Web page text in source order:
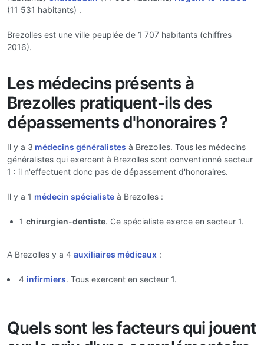
(11 531 habitants) .
Brezolles est une ville peuplée de 1 707 habitants (chiffres
2016).
Les médecins présents à
Brezolles pratiquent-ils des
dépassements d'honoraires ?
Il y a 3 médecins généralistes à Brezolles. Tous les médecins
généralistes qui exercent à Brezolles sont conventionné secteur
1 : il n'effectuent donc pas de dépassement d'honoraires.
Il y a 1 médecin spécialiste à Brezolles :
1 chirurgien-dentiste. Ce spécialiste exerce en secteur 1.
A Brezolles y a 4 auxiliaires médicaux :
4 infirmiers. Tous exercent en secteur 1.
Quels sont les facteurs qui jouent